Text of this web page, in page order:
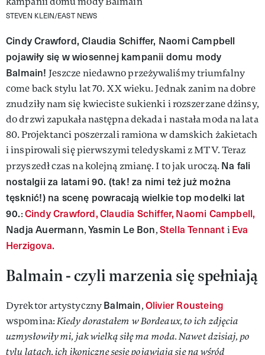
STEVEN KLEIN/EAST NEWS
Cindy Crawford, Claudia Schiffer, Naomi Campbell
pojawiły się w wiosennej kampanii domu mody
Balmain! Jeszcze niedawno przeżywaliśmy triumfalny
come back stylu lat 70. XX wieku. Jednak zanim na dobre
znudziły nam się kwieciste sukienki i rozszerzane dżinsy,
do drzwi zapukała następna dekada i nastała moda na lata
80. Projektanci poszerzali ramiona w damskich żakietach
i inspirowali się pierwszymi teledyskami z MTV. Teraz
przyszedł czas na kolejną zmianę. I to jak uroczą. Na fali
nostalgii za latami 90. (tak! za nimi też już można
tęsknić!) na scenę powracają wielkie top modelki lat
90.:Cindy Crawford,Claudia Schiffer, Naomi Campbell,
Nadja Auermann,Yasmin Le Bon,Stella TennantiEva
Herzigova.
Balmain - czyli marzenia się spełniają
Dyrektor artystycznyBalmain,Olivier Rousteing
wspomina:Kiedy dorastałem w Bordeaux, to ich zdjęcia
uzmysłowiły mi, jak wielką siłę ma moda. Nawet dzisiaj, po
tylu latach, ich ikoniczne sesje pojawiają się na wśród